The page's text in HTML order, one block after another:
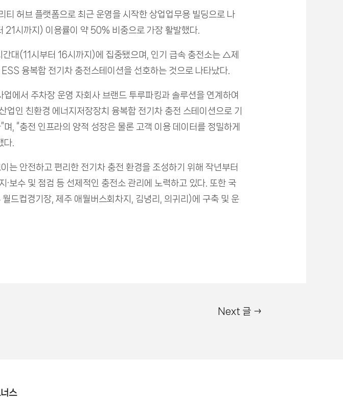
허브 플랫폼으로 최근 운영을 시작한 상업업무용 빌딩으로 나
시까지) 이용률이 약 50% 비중으로 가장 활발했다.
대(11시부터 16시까지)에 집중됐으며, 인기 급속 충전소는 △제
융복합 전기차 충전스테이션을 선호하는 것으로 나타났다.
에서 주차장 운영 자회사 브랜드 투루파킹과 솔루션을 연계하여
인 친환경 에너지저장장치 융복합 전기차 충전 스테이션으로 기
, “충전 인프라의 양적 성장은 물론 고객 이용 데이터를 정밀하게
다.
는 안전하고 편리한 전기차 충전 환경을 조성하기 위해 작년부터
보수 및 점검 등 선제적인 충전소 관리에 노력하고 있다. 또한 국
드컵경기장, 제주 애월버스회차지, 김녕리, 의귀리)에 구축 및 운
Next 글 →
스